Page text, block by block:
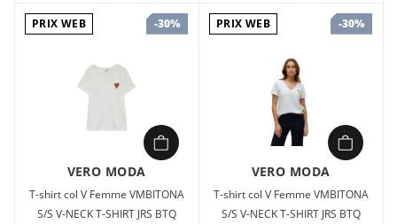
PRIX WEB -30%
VERO MODA
T-shirt col V Femme VMBITONA
S/S V-NECK T-SHIRT JRS BTQ
PRIX WEB -30%
VERO MODA
T-shirt col V Femme VMBITONA
S/S V-NECK T-SHIRT JRS BTQ